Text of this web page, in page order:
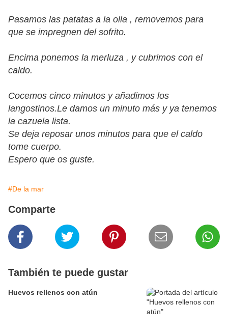
Pasamos las patatas a la olla , removemos para
que se impregnen del sofrito.
Encima ponemos la merluza , y cubrimos con el
caldo.
Cocemos cinco minutos y añadimos los
langostinos.Le damos un minuto más y ya tenemos
la cazuela lista.
Se deja reposar unos minutos para que el caldo
tome cuerpo.
Espero que os guste.
#De la mar
Comparte
También te puede gustar
Huevos rellenos con atún